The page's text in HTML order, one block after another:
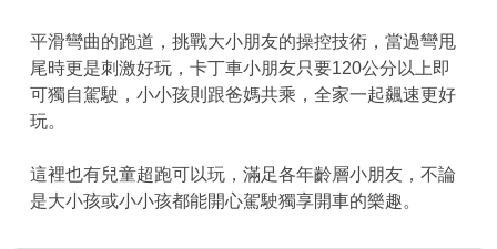
平滑彎曲的跑道，挑戰大小朋友的操控技術，當過彎甩
尾時更是刺激好玩，卡丁車小朋友只要120公分以上即
可獨自駕駛，小小孩則跟爸媽共乘，全家一起飆速更好
玩。
這裡也有兒童超跑可以玩，滿足各年齡層小朋友，不論
是大小孩或小小孩都能開心駕駛獨享開車的樂趣。